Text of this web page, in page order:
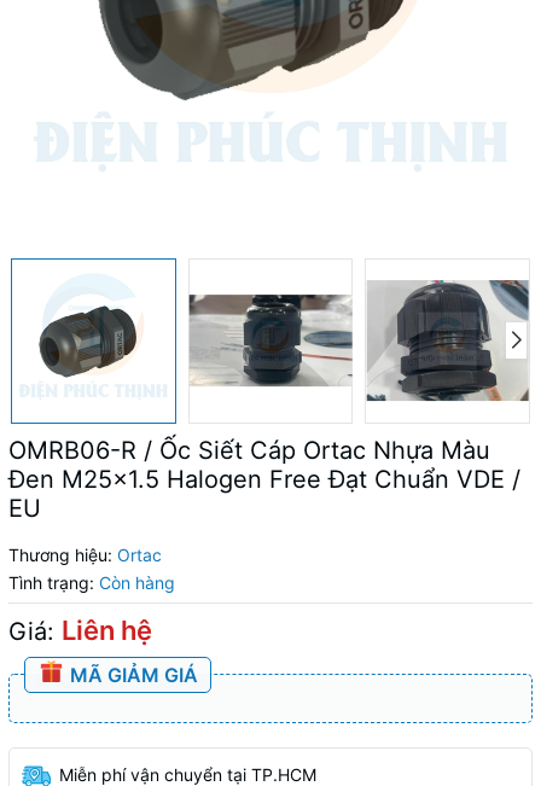
OMRB06-R / Ốc Siết Cáp Ortac Nhựa Màu
Đen M25x1.5 Halogen Free Đạt Chuẩn VDE /
EU
Thương hiệu: Ortac
Tình trạng: Còn hàng
Giá: Liên hệ
MÃ GIẢM GIÁ
Miễn phí vận chuyển tại TP.HCM